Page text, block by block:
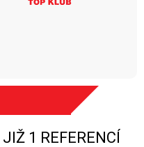
1 REFERENCÍ